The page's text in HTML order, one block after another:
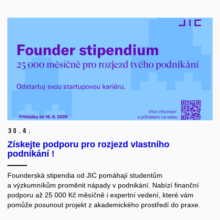
30. 4.
Získejte podporu pro rozjezd vlastního
podnikání !
Founderská stipendia od JIC pomáhají studentům
a výzkumníkům proměnit nápady v podnikání. Nabízí finanční
podporu až 25 000 Kč měsíčně i expertní vedení, které vám
pomůže posunout projekt z akademického prostředí do praxe.